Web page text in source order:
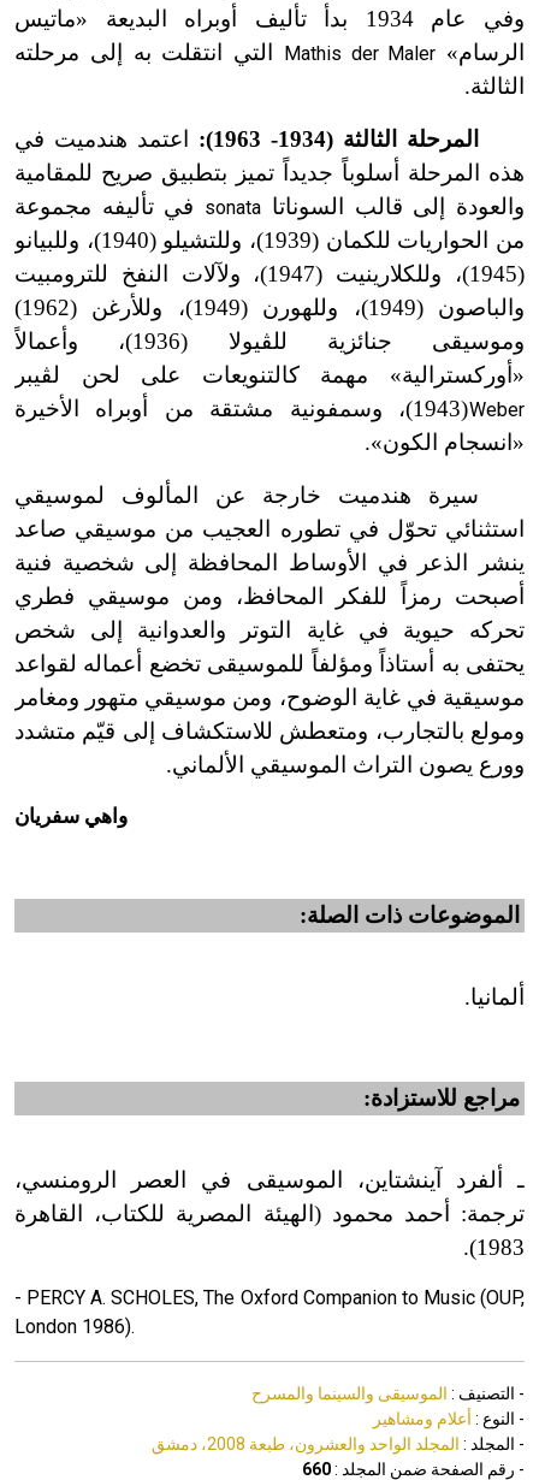
وفي عام 1934 بدأ تأليف أوبراه البديعة «ماتيس
الرسام» Mathis der Maler
التي انتقلت به إلى مرحلته
الثالثة.
المرحلة الثالثة (1934- 1963):
اعتمد هندميت في
هذه المرحلة أسلوباً جديداً تميز بتطبيق صريح للمقامية
والعودة إلى قالب السوناتا sonata في تأليفه مجموعة
من الحواريات للكمان (1939)، وللتشيلو (1940)، وللبيانو
(1945)، وللكلارينيت (1947)، ولآلات النفخ للترومبيت
والباصون (1949)، وللهورن (1949)، وللأرغن (1962)
وموسيقى جنائزية للڤيولا (1936)، وأعمالاً
«أوركسترالية» مهمة كالتنويعات على لحن لڤيبر
Weber
(1943)، وسمفونية مشتقة من أوبراه الأخيرة
«انسجام الكون».
سيرة هندميت خارجة عن المألوف لموسيقي
استثنائي تحوّل في تطوره العجيب من موسيقي صاعد
ينشر الذعر في الأوساط المحافظة إلى شخصية فنية
أصبحت رمزاً للفكر المحافظ، ومن موسيقي فطري
تحركه حيوية في غاية التوتر والعدوانية إلى شخص
يحتفى به أستاذاً ومؤلفاً للموسيقى تخضع أعماله لقواعد
موسيقية في غاية الوضوح، ومن موسيقي متهور ومغامر
ومولع بالتجارب، ومتعطش للاستكشاف إلى قيّم متشدد
وورع يصون التراث الموسيقي الألماني.
واهي سفريان
الموضوعات ذات الصلة:
ألمانيا.
مراجع للاستزادة:
ـ ألفرد آينشتاين، الموسيقى في العصر الرومنسي،
ترجمة: أحمد محمود (الهيئة المصرية للكتاب، القاهرة
1983).
- PERCY A. SCHOLES, The Oxford Companion to Music (OUP,
London 1986).
- التصنيف : الموسيقى والسينما والمسرح
- النوع : أعلام ومشاهير
- المجلد : المجلد الواحد والعشرون، طبعة 2008، دمشق
- رقم الصفحة ضمن المجلد :660